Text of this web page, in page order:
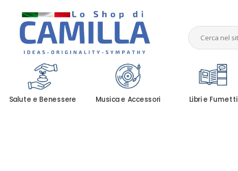
Salute e Benessere Musica e Accessori Libri e Fumetti